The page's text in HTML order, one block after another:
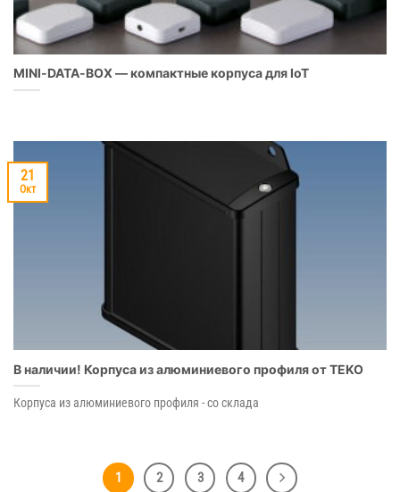
MINI-DATA-BOX — компактные корпуса для IoT
В наличии! Корпуса из алюминиевого профиля от TEKO
Корпуса из алюминиевого профиля - со склада
21
Окт
1 2 3 4